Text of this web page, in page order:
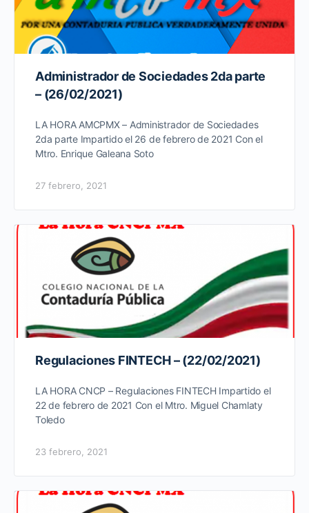
Administrador de Sociedades 2da parte
– (26/02/2021)
LA HORA AMCPMX – Administrador de Sociedades
2da parte Impartido el 26 de febrero de 2021 Con el
Mtro. Enrique Galeana Soto
27 febrero, 2021
Regulaciones FINTECH – (22/02/2021)
LA HORA CNCP – Regulaciones FINTECH Impartido el
22 de febrero de 2021 Con el Mtro. Miguel Chamlaty
Toledo
23 febrero, 2021